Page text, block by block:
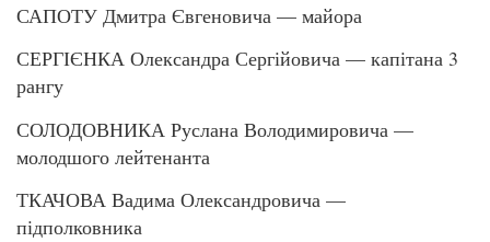
САПОТУ Дмитра Євгеновича — майора
СЕРГІЄНКА Олександра Сергійовича — капітана 3
рангу
СОЛОДОВНИКА Руслана Володимировича —
молодшого лейтенанта
ТКАЧОВА Вадима Олександровича —
підполковника